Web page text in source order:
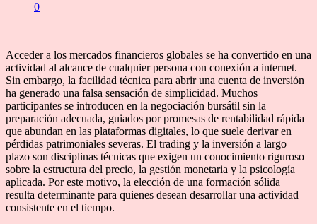
0
Acceder a los mercados financieros globales se ha convertido en una
actividad al alcance de cualquier persona con conexión a internet.
Sin embargo, la facilidad técnica para abrir una cuenta de inversión
ha generado una falsa sensación de simplicidad. Muchos
participantes se introducen en la negociación bursátil sin la
preparación adecuada, guiados por promesas de rentabilidad rápida
que abundan en las plataformas digitales, lo que suele derivar en
pérdidas patrimoniales severas. El trading y la inversión a largo
plazo son disciplinas técnicas que exigen un conocimiento riguroso
sobre la estructura del precio, la gestión monetaria y la psicología
aplicada. Por este motivo, la elección de una formación sólida
resulta determinante para quienes desean desarrollar una actividad
consistente en el tiempo.